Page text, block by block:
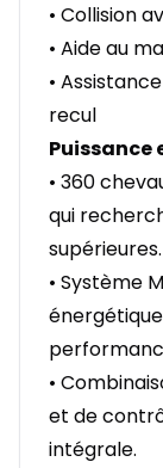
• Collision
• Aide au
•
recul
Puissance
• 360
qui
supérieures.
• Système
•
et de
intégrale.